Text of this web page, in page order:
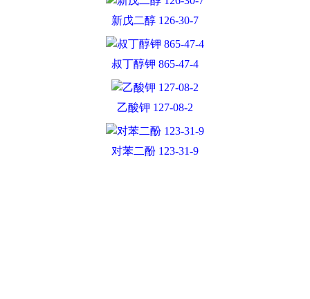
新戊二醇 126-30-7
叔丁醇钾 865-47-4
乙酸钾 127-08-2
对苯二酚 123-31-9